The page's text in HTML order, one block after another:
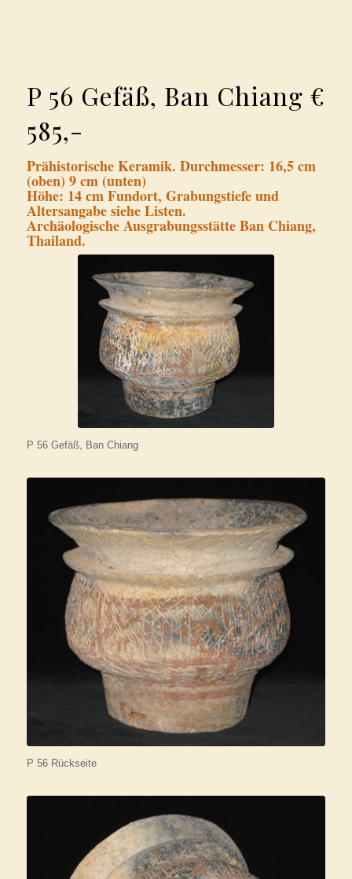
P 56 Gefäß, Ban Chiang €
585,-
Prähistorische Keramik. Durchmesser: 16,5 cm
(oben) 9 cm (unten)
Höhe: 14 cm Fundort, Grabungstiefe und
Altersangabe siehe Listen.
Archäologische Ausgrabungsstätte Ban Chiang,
Thailand.
P 56 Gefäß, Ban Chiang
P 56 Rückseite